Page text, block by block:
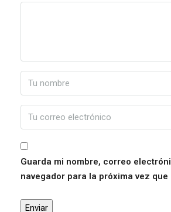
Guarda mi nombre, correo
navegador para la próxima vez que